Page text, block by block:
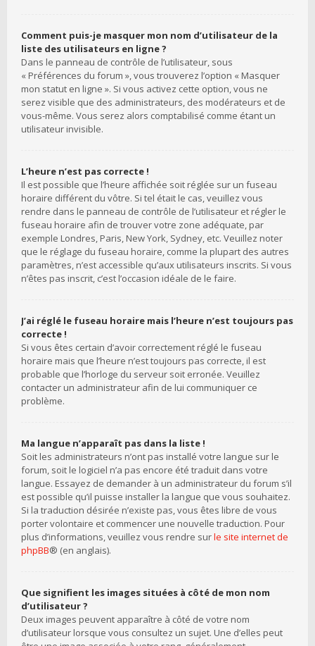
Comment puis-je masquer mon nom d’utilisateur de la
liste des utilisateurs en ligne ?
Dans le panneau de contrôle de l’utilisateur, sous
« Préférences du forum », vous trouverez l’option « Masquer
mon statut en ligne ». Si vous activez cette option, vous ne
serez visible que des administrateurs, des modérateurs et de
vous-même. Vous serez alors comptabilisé comme étant un
utilisateur invisible.
L’heure n’est pas correcte !
Il est possible que l’heure affichée soit réglée sur un fuseau
horaire différent du vôtre. Si tel était le cas, veuillez vous
rendre dans le panneau de contrôle de l’utilisateur et régler le
fuseau horaire afin de trouver votre zone adéquate, par
exemple Londres, Paris, New York, Sydney, etc. Veuillez noter
que le réglage du fuseau horaire, comme la plupart des autres
paramètres, n’est accessible qu’aux utilisateurs inscrits. Si vous
n’êtes pas inscrit, c’est l’occasion idéale de le faire.
J’ai réglé le fuseau horaire mais l’heure n’est toujours pas
correcte !
Si vous êtes certain d’avoir correctement réglé le fuseau
horaire mais que l’heure n’est toujours pas correcte, il est
probable que l’horloge du serveur soit erronée. Veuillez
contacter un administrateur afin de lui communiquer ce
problème.
Ma langue n’apparaît pas dans la liste !
Soit les administrateurs n’ont pas installé votre langue sur le
forum, soit le logiciel n’a pas encore été traduit dans votre
langue. Essayez de demander à un administrateur du forum s’il
est possible qu’il puisse installer la langue que vous souhaitez.
Si la traduction désirée n’existe pas, vous êtes libre de vous
porter volontaire et commencer une nouvelle traduction. Pour
plus d’informations, veuillez vous rendre surle site internet de
phpBB® (en anglais).
Que signifient les images situées à côté de mon nom
d’utilisateur ?
Deux images peuvent apparaître à côté de votre nom
d’utilisateur lorsque vous consultez un sujet. Une d’elles peut